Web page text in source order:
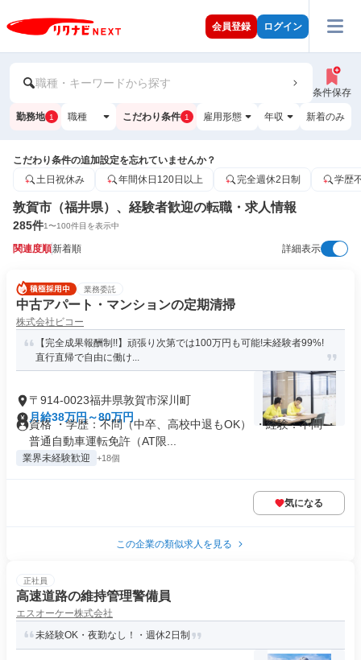
会員登録 ログイン
職種・キーワードから探す
条件保存
勤務地 1 職種 こだわり条件 1 雇用形態 年収 新着のみ
こだわり条件の追加設定を忘れていませんか？
土日祝休み
年間休日120日以上 完全週休2日制 学歴
敦賀市（福井県）、経験者歓迎の転職・求人情報
285件1〜100件目を表示中
関連度順新着順 詳細表示
業務委託
中古アパート・マンションの定期清掃
株式会社ビコー
【完全成果報酬制!!】頑張り次第では100万円も可能!未経験者99%!
直行直帰で自由に働け...
〒914-0023福井県敦賀市深川町
月給38万円～80万円
資格 ・学歴：不問（中卒、高校中退もOK） ・経験：不問 ・
普通自動車運転免許（AT限...
業界未経験歓迎 +18個
気になる
この企業の類似求人を見る
正社員
高速道路の維持管理警備員
エスオーケー株式会社
未経験OK・夜勤なし！・週休2日制